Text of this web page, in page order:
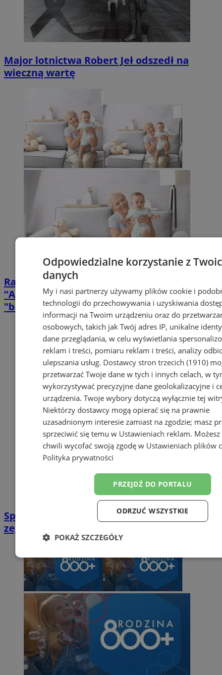
Major lotnictwa Robert Jeł odszedł na
wieczną wartę
Rada Ministrów przyjęła projekt ustawy
“Aktywny rodzic”. Czy w życie wejdzie
"babciowe"?
Sprawdźcie, kiedy należy przestawić
zegarki z czasu zimowego na letni!
Odpowiedzialne korzystanie z
danych
My i nasi partnerzy używamy plików cookie i
technologii do przechowywania i uzyskiwania
informacji na Twoim urządzeniu oraz do
osobowych, takich jak Twój adres IP, unikalne
dane przeglądania, w celu wyświetlania
reklam i treści, pomiaru reklam i treści, analizy
ulepszania usług. Dostawcy stron trzecich (1910)
przetwarzać Twoje dane w tych i innych celach, w
wykorzystywać precyzyjne dane geolokalizacyjne i
urządzenia. Twoje wybory dotyczą wyłącznie tej
Niektórzy dostawcy mogą opierać się na prawnie
uzasadnionym interesie zamiast na zgodzie; masz
sprzeciwić się temu w Ustawieniach reklam.
chwili wycofać swoją zgodę w Ustawieniach plików
Polityka prywatności
PRZEJDŹ DO PORTALU
ODRZUĆ WSZYSTKIE
POKAŻ SZCZEGÓŁY
Niezbędne Wydajność Targetowanie
Niezbędne Targetowanie